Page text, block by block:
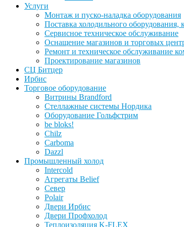
Услуги
Монтаж и пуско-наладка оборудования
Поставка холодильного
Сервисное техническое обслуживание
Оснащение магазинов и торговых
Ремонт и техническое обслуживание
Проектирование магазинов
СЦ Битцер
Ирбис
Торговое оборудование
Витрины Brandford
Стеллажные системы Нордика
Оборудование Гольфстрим
be bloks!
Chilz
Carboma
Dazzl
Промышленный холод
Intercold
Агрегаты Belief
Север
Polair
Двери Ирбис
Двери Профхолод
Теплоизоляция K-FLEX